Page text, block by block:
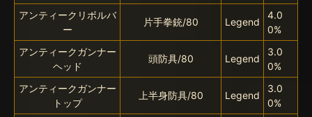
アンティークリボルバ
ー
片手拳銃/80 Legend
4.0
0%
アンティークガンナー
ヘッド
頭防具/80 Legend
3.0
0%
アンティークガンナー
トップ
上半身防具/80 Legend
3.0
0%